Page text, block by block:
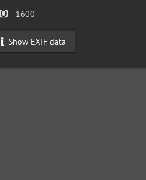
1600
Show EXIF data